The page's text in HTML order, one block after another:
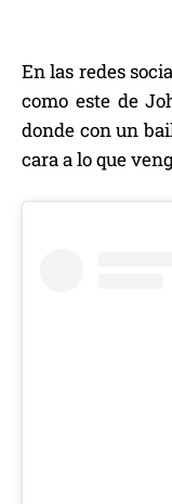
En las redes
como este de
donde con un
cara a lo que